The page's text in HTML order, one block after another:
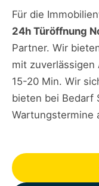
Für die
24h Türöffnung
Partner. Wir
mit zuverlässigen
15-20 Min. Wir
bieten bei Bedarf
Wartungstermine